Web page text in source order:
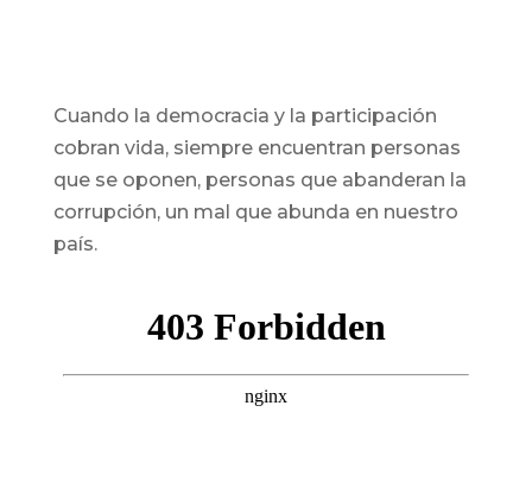
Cuando la democracia y la participación
cobran vida, siempre encuentran personas
que se oponen, personas que abanderan la
corrupción, un mal que abunda en nuestro
país.